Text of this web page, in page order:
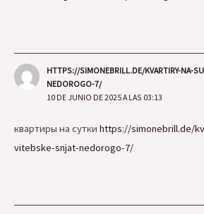
HTTPS://SIMONEBRILL.DE/KVARTIRY-NA-
NEDOROGO-7/
10 DE JUNIO DE 2025 A LAS 03:13
квартиры на сутки https://simonebrill.de/
vitebske-snjat-nedorogo-7/